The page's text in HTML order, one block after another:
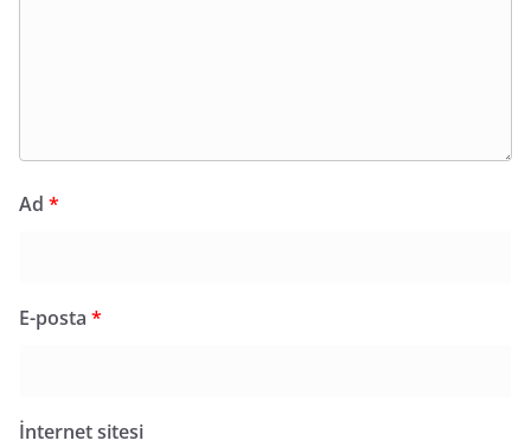
Ad *
E-posta *
İnternet sitesi